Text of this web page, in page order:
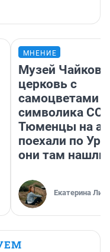
МНЕНИЕ
Музей
церковь с
самоцветами
символика
Тюменцы на
поехали по
они там нашли
Екатерина